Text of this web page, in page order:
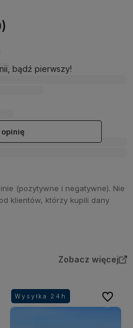
bądź pierwszy!
(pozytywne i negatywne). Nie
klientów, którzy kupili dany
Zobacz więcej
Wysyłka 24h
Wysyłka 24h
Wysyłka 24h Do